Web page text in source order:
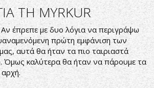
ΤΗ MYRKUR
Αν έπρεπε με δυο λόγια να περιγράψω
πρώτη εμφάνιση των
αυτά θα ήταν τα πιο ταιριαστά
Όμως καλύτερα θα ήταν να πάρουμε τα